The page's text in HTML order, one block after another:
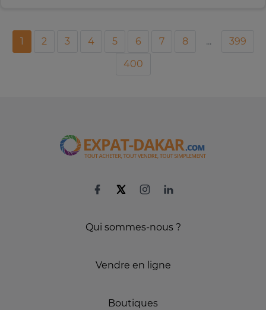
1 2 3 4 5 6 7 8 ...
399
400
Qui sommes-nous ?
Vendre en ligne
Boutiques